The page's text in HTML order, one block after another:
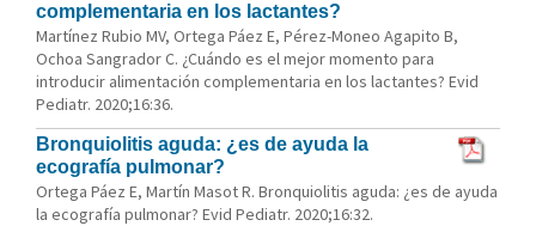
complementaria en los lactantes?
Martínez Rubio MV, Ortega Páez E, Pérez-Moneo Agapito B,
Ochoa Sangrador C. ¿Cuándo es el mejor momento para
introducir alimentación complementaria en los lactantes? Evid
Pediatr. 2020;16:36.
Bronquiolitis aguda: ¿es de ayuda la
ecografía pulmonar?
Ortega Páez E, Martín Masot R. Bronquiolitis aguda: ¿es de ayuda
la ecografía pulmonar? Evid Pediatr. 2020;16:32.